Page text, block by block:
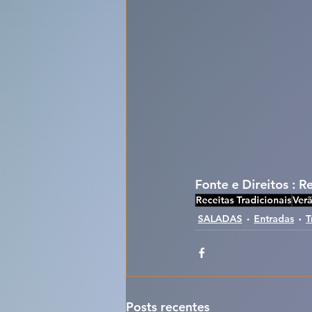
Fonte e Direitos :
Receitas Tradicionais
SALADAS
Entradas
Posts recentes